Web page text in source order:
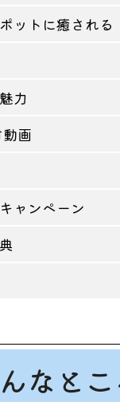
ットに癒される
力
画
ャンペーン
なとこ